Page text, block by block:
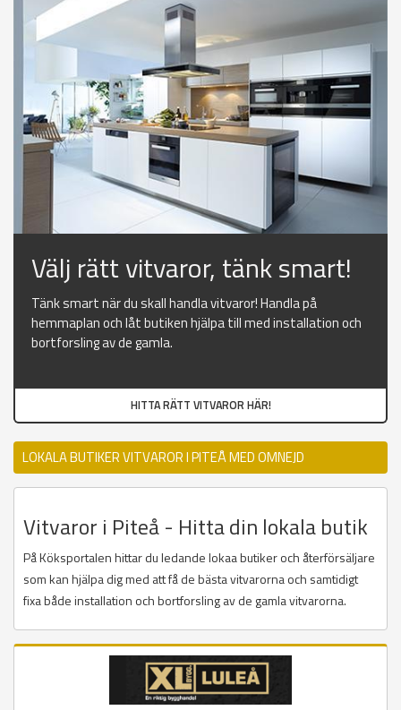
Välj rätt vitvaror, tänk smart!
Tänk smart när du skall handla vitvaror! Handla på
hemmaplan och låt butiken hjälpa till med installation och
bortforsling av de gamla.
HITTA RÄTT VITVAROR HÄR!
LOKALA BUTIKER VITVAROR I PITEÅ MED OMNEJD
Vitvaror i Piteå - Hitta din lokala butik
På Köksportalen hittar du ledande lokaa butiker och återförsäljare
som kan hjälpa dig med att få de bästa vitvarorna och samtidigt
fixa både installation och bortforsling av de gamla vitvarorna.